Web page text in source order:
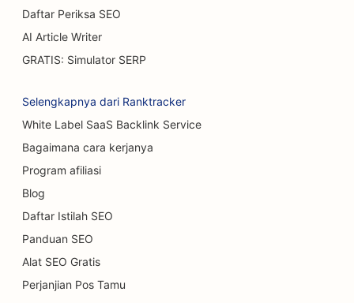
SEO untuk Toko Kue
SEO untuk Restoran Makan Santai
SEO untuk Pencucian Mobil
SEO untuk BBQ Joints
SEO untuk Dealer Mobil
SEO untuk Kafe Kucing
SEO untuk Layanan Pengelupasan Kimiawi
Daftar Periksa SEO
AI Article Writer
GRATIS: Simulator SERP
Selengkapnya dari Ranktracker
White Label SaaS Backlink Service
Bagaimana cara kerjanya
Program afiliasi
Blog
Daftar Istilah SEO
Panduan SEO
Alat SEO Gratis
Perjanjian Pos Tamu